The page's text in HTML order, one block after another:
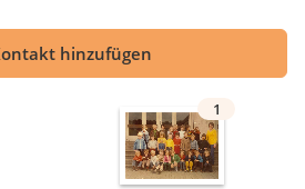
hinzufügen
1